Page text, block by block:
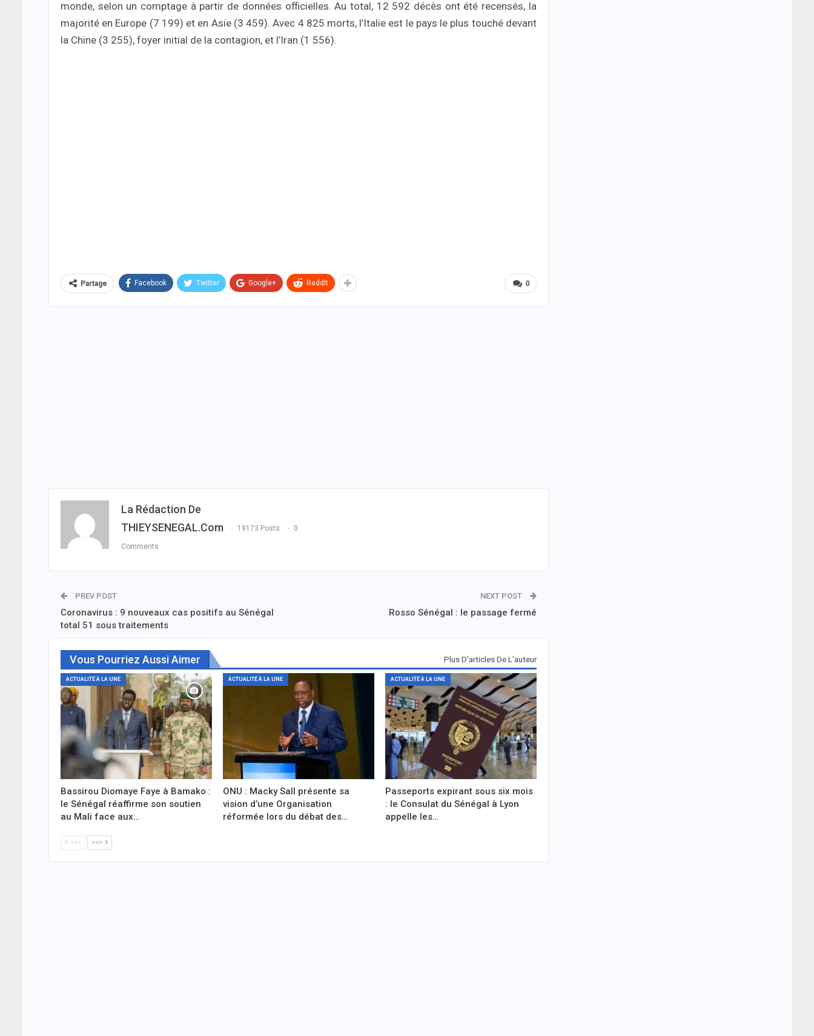
monde, selon un comptage à partir de données officielles. Au total, 12 592 décès ont été recensés, la
majorité en Europe (7 199) et en Asie (3 459). Avec 4 825 morts, l’Italie est le pays le plus touché devant
la Chine (3 255), foyer initial de la contagion, et l’Iran (1 556).
0
Partage Facebook Twitter Google+ ReddIt
La Rédaction De
THIEYSENEGAL.com
19173 Posts 0
Comments
PREV POST
Coronavirus : 9 nouveaux cas positifs au Sénégal
total 51 sous traitements
NEXT POST
Rosso Sénégal : le passage fermé
Vous Pourriez Aussi Aimer Plus D'articles De L'auteur
ACTUALITÉ À LA UNE
Bassirou Diomaye Faye à Bamako :
le Sénégal réaffirme son soutien
au Mali face aux…
ACTUALITÉ À LA UNE
ONU : Macky Sall présente sa
vision d’une Organisation
réformée lors du débat des…
ACTUALITÉ À LA UNE
Passeports expirant sous six mois
: le Consulat du Sénégal à Lyon
appelle les…
<<< >>>